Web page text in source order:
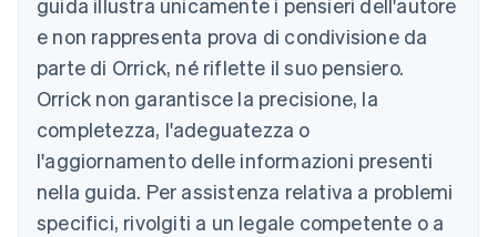
e non rappresenta prova di condivisione da
parte di Orrick, né riflette il suo pensiero.
Orrick non garantisce la precisione, la
completezza, l'adeguatezza o
l'aggiornamento delle informazioni presenti
nella guida. Per assistenza relativa a problemi
specifici, rivolgiti a un legale competente o a
Finlandia
EnglishSvenska
Francia
FrançaisEnglish
Germania
DeutschEnglish
Giappone
English
Gibilterra
English